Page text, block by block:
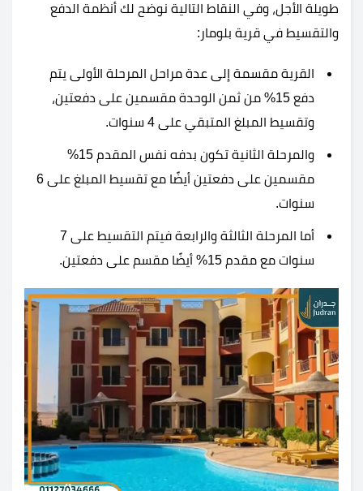
طويلة الأجل، وفي النقاط التالية نوضح لك أنظمة الدفع
والتقسيط في قرية بلومار:
القرية مقسمة إلى عدة مراحل المرحلة الأولى يتم
دفع 15% من ثمن الوحدة مقسمين على دفعتين،
وتقسيط المبلغ المتبقي على 4 سنوات.
والمرحلة الثانية تكون بدفه نفس المقدم 15%
مقسمين على دفعتين أيضًا مع تقسيط المبلغ على 6
سنوات.
أما المرحلة الثالثة والرابعة فيتم التقسيط على 7
سنوات مع مقدم 15% أيضًا مقسم على دفعتين.